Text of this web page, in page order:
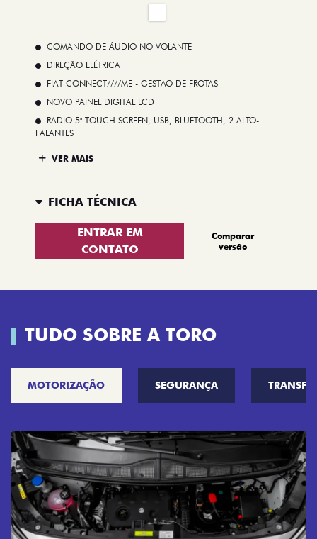
COMANDO DE ÁUDIO NO VOLANTE
DIREÇÃO ELÉTRICA
FIAT CONNECT////ME - GESTAO DE FROTAS
NOVO PAINEL DIGITAL LCD
RADIO 5" TOUCH SCREEN, USB, BLUETOOTH, 2 ALTO-
FALANTES
VER MAIS
FICHA TÉCNICA
ENTRAR EM
CONTATO
Comparar
versão
TUDO SOBRE A TORO
MOTORIZAÇÃO SEGURANÇA